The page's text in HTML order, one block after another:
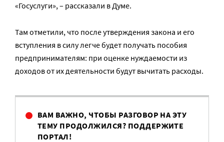
«Госуслуги», – рассказали в Думе.
Там отметили, что после утверждения закона и его
вступления в силу легче будет получать пособия
предпринимателям: при оценке нуждаемости из
доходов от их деятельности будут вычитать расходы.
ВАМ ВАЖНО, ЧТОБЫ РАЗГОВОР НА ЭТУ
ТЕМУ ПРОДОЛЖИЛСЯ? ПОДДЕРЖИТЕ
ПОРТАЛ!